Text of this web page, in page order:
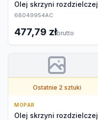
Olej skrzyni rozdzielczej
68049954AC
477,79 złbrutto
Ostatnie 2 sztuki
MOPAR
Olej skrzyni rozdzielczej